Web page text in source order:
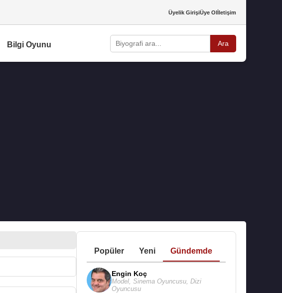
Üyelik GirişiÜye Olİletişim
Bilgi Oyunu Ara
Popüler Yeni Gündemde
Engin Koç
Model, Sinema Oyuncusu, Dizi
Oyuncusu